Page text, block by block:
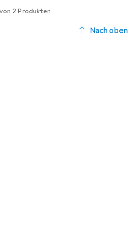
2 Produkten
Nach oben